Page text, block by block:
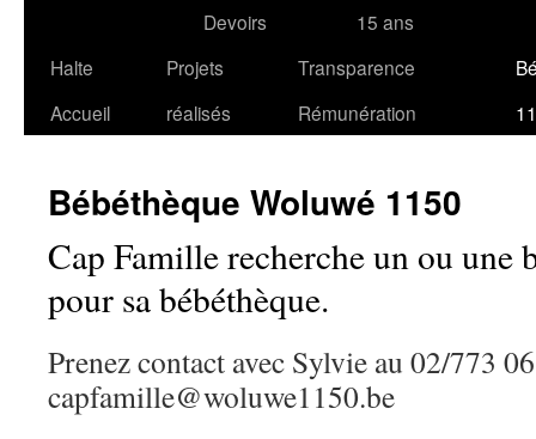
Devoirs
15 ans
Halte
Accueil
Projets
réalisés
Transparence
Rémunération
Bébéthèque Woluwé 1150
Cap Famille recherche un ou une
pour sa bébéthèque.
Prenez contact avec Sylvie au 02/773
capfamille@woluwe1150.be